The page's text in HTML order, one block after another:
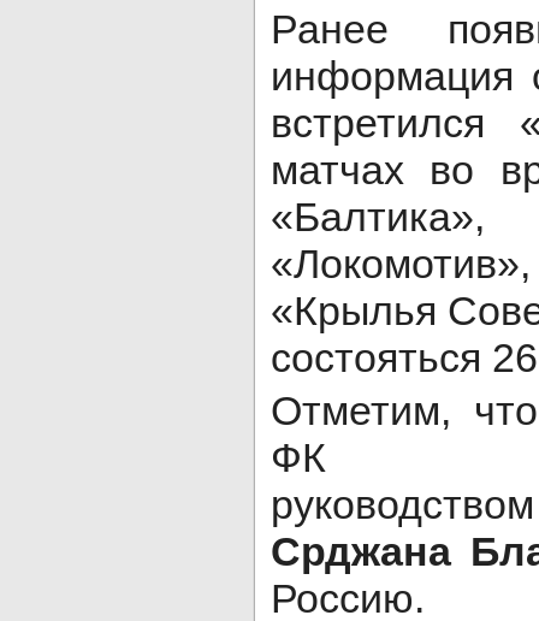
Ранее
информация
встретился
матчах во
«Крылья
состояться
Отметим,
ФК
Срджана
Россию.